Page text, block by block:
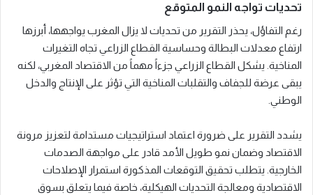
تحديات تواجه النمو المتوقع
رغم التفاؤل، يحذر التقرير من تحديات لا يزال المغرب يواجهها، أبرزها
ارتفاع معدلات البطالة وحساسية القطاع الزراعي تجاه التغيرات
المناخية. يشكل القطاع الزراعي جزءاً مهماً من الاقتصاد المغربي، لكنه
يبقى عرضة للجفاف والتقلبات المناخية التي تؤثر على الإنتاج والدخل
الوطني.
يشدد التقرير على ضرورة اعتماد استراتيجيات مستدامة لتعزيز مرونة
الاقتصاد وضمان نمو طويل الأمد قادر على مواجهة الصدمات
الخارجية. يتطلب تحقيق التوقعات المذكورة استمرار الإصلاحات
الاقتصادية ومعالجة التحديات الهيكلية، خاصة فيما يتعلق بسوق